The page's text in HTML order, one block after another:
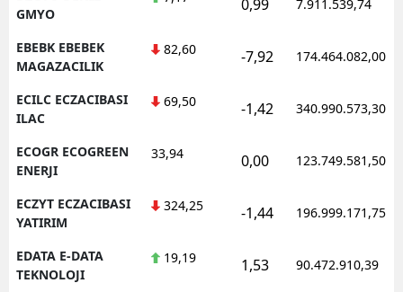
GMYO
0,99 7.911.539,74
EBEBK EBEBEK
MAGAZACILIK
82,60 -7,92 174.464.082,00
ECILC ECZACIBASI
ILAC
69,50 -1,42 340.990.573,30
ECOGR ECOGREEN
ENERJI
33,94 0,00 123.749.581,50
ECZYT ECZACIBASI
YATIRIM
324,25 -1,44 196.999.171,75
EDATA E-DATA
TEKNOLOJI
19,19 1,53 90.472.910,39